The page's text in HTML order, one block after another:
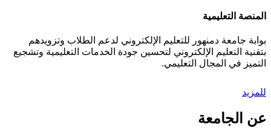
المنصة التعليمية
بوابة جامعة دمنهور للتعليم الإلكتروني لدعم الطلاب وتزويدهم
بتقنية التعليم الإلكتروني لتحسين جودة الخدمات التعليمية وتشجيع
التميز في المجال التعليمي.
للمزيد
عن الجامعة